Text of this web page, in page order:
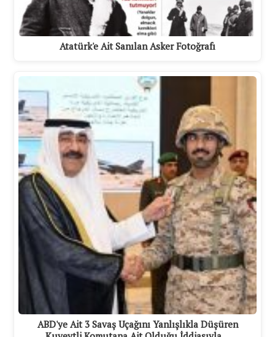
Atatürk'e Ait Sanılan Asker Fotoğrafı
ABD'ye Ait 3 Savaş Uçağını Yanlışlıkla Düşüren